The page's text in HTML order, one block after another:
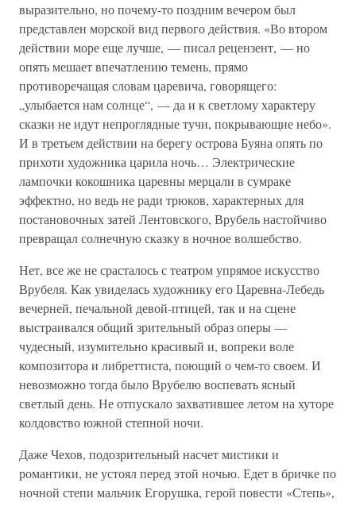
выразительно, но почему-то поздним вечером был
представлен морской вид первого действия. «Во втором
действии море еще лучше, — писал рецензент, — но
опять мешает впечатлению темень, прямо
противоречащая словам царевича, говорящего:
„улыбается нам солнце“, — да и к светлому характеру
сказки не идут непроглядные тучи, покрывающие небо».
И в третьем действии на берегу острова Буяна опять по
прихоти художника царила ночь… Электрические
лампочки кокошника царевны мерцали в сумраке
эффектно, но ведь не ради трюков, характерных для
постановочных затей Лентовского, Врубель настойчиво
превращал солнечную сказку в ночное волшебство.
Нет, все же не срасталось с театром упрямое искусство
Врубеля. Как увиделась художнику его Царевна-Лебедь
вечерней, печальной девой-птицей, так и на сцене
выстраивался общий зрительный образ оперы —
чудесный, изумительно красивый и, вопреки воле
композитора и либреттиста, поющий о чем-то своем. И
невозможно тогда было Врубелю воспевать ясный
светлый день. Не отпускало захватившее летом на хуторе
колдовство южной степной ночи.
Даже Чехов, подозрительный насчет мистики и
романтики, не устоял перед этой ночью. Едет в бричке по
ночной степи мальчик Егорушка, герой повести «Степь»,